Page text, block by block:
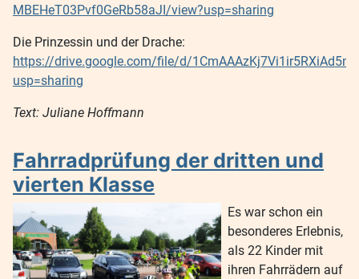
MBEHeT03Pvf0GeRb58aJI/view?usp=sharing
Die Prinzessin und der Drache:
https://drive.google.com/file/d/
usp=sharing
Text: Juliane Hoffmann
Fahrradprüfung der dritten und
vierten Klasse
Es war schon ein
besonderes Erlebnis,
als 22 Kinder mit
ihren Fahrrädern auf